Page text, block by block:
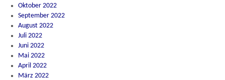
Oktober 2022
September 2022
August 2022
Juli 2022
Juni 2022
Mai 2022
April 2022
März 2022